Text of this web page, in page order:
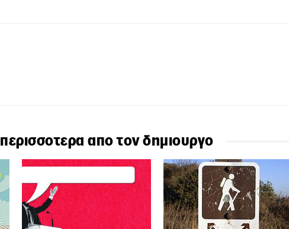
περισσοτερα απο τον δημιουργο